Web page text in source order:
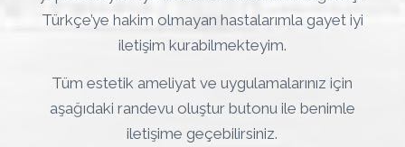
Türkçe’ye hakim olmayan hastalarımla gayet iyi
iletişim kurabilmekteyim.
Tüm estetik ameliyat ve uygulamalarınız için
aşağıdaki randevu oluştur butonu ile benimle
iletişime geçebilirsiniz.